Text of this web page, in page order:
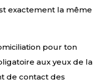
exactement la même
pour ton
aux yeux de la
de contact des